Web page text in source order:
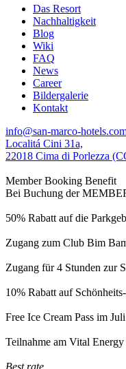
Das Resort
Nachhaltigkeit
Blog
Wiki
FAQ
News
Career
Bildergalerie
Kontakt
info@san-marco-
Localitá Cini 31a,
22018 Cima di Porlezza
Member Booking Benefit
Bei Buchung der
50% Rabatt auf die
Zugang zum Club Bim
Zugang für 4 Stunden zur
10% Rabatt auf
Free Ice Cream Pass im
Teilnahme am Vital
Best rate